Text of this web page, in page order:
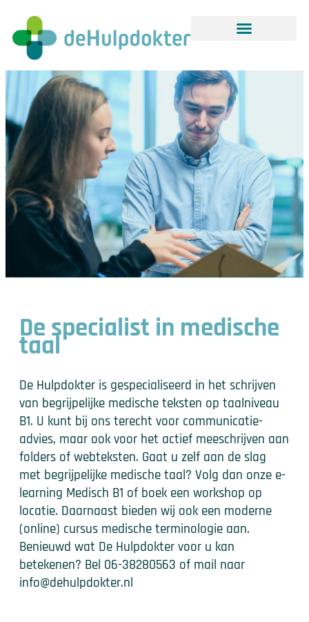
De specialist in medische
taal
De Hulpdokter is gespecialiseerd in het schrijven
van begrijpelijke medische teksten op taalniveau
B1. U kunt bij ons terecht voor communicatie-
advies, maar ook voor het actief meeschrijven aan
folders of webteksten. Gaat u zelf aan de slag
met begrijpelijke medische taal? Volg dan onze e-
learning Medisch B1 of boek een workshop op
locatie. Daarnaast bieden wij ook een moderne
(online) cursus medische terminologie aan.
Benieuwd wat De Hulpdokter voor u kan
betekenen? Bel 06-38280563 of mail naar
info@dehulpdokter.nl